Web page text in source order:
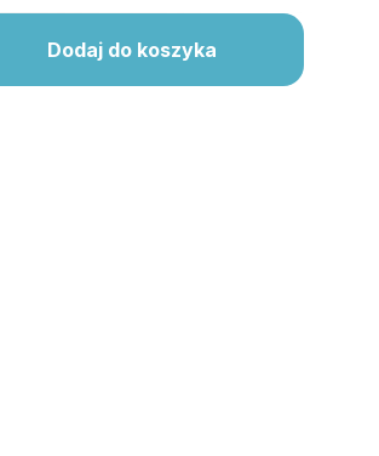
Dodaj do koszyka